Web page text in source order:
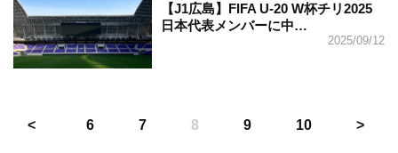
【J1広島】FIFA U-20 W杯チリ2025
日本代表メンバーに中…
2025/09/12
6 7 8 9 10